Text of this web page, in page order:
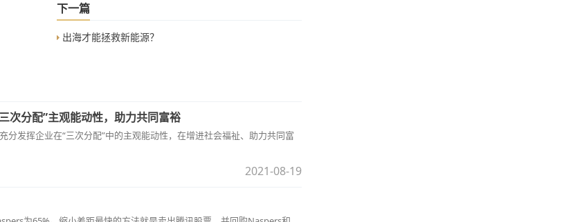
下一篇
出海才能拯救新能源？
次分配”主观能动性，助力共同富裕
分发挥企业在“三次分配”中的主观能动性，在增进社会福祉、助力共同富
2021-08-19